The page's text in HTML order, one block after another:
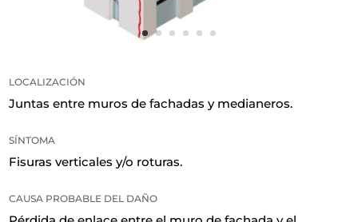
LOCALIZACIÓN
Juntas entre muros de fachadas y medianeros.
SÍNTOMA
Fisuras verticales y/o roturas.
CAUSA PROBABLE DEL DAÑO